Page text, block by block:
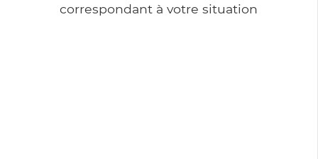
correspondant à votre situation